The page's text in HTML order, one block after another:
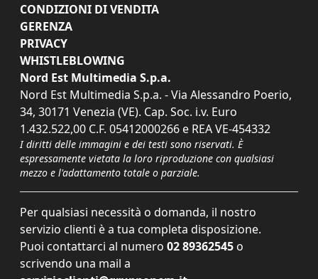
CONDIZIONI DI VENDITA
GERENZA
PRIVACY
WHISTLEBLOWING
Nord Est Multimedia S.p.a.
Nord Est Multimedia S.p.a. - Via Alessandro Poerio,
34, 30171 Venezia (VE). Cap. Soc. i.v. Euro
1.432.522,00 C.F. 05412000266 e REA VE-454332
I diritti delle immagini e dei testi sono riservati. È
espressamente vietata la loro riproduzione con qualsiasi
mezzo e l'adattamento totale o parziale.
Per qualsiasi necessità o domanda, il nostro
servizio clienti è a tua completa disposizione.
Puoi contattarci al numero 02 89362545 o
scrivendo una mail a